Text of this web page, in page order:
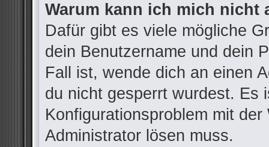
Warum kann ich mich nicht
Dafür gibt es viele mögliche
dein Benutzername und dein
Fall ist, wende dich an einen
du nicht gesperrt wurdest. Es
Konfigurationsproblem mit
Administrator lösen muss.